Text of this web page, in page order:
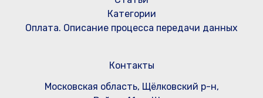
Категории
Оплата. Описание процесса передачи данных
Контакты
Московская область, Щёлковский р-н,